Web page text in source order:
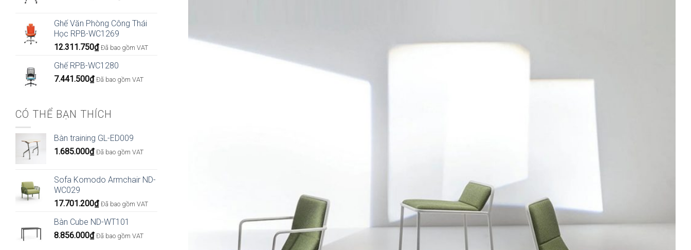
Ghế Văn Phòng Công Thái
Học RPB-WC1269
12.311.750₫ Đã bao gồm VAT
Ghế RPB-WC1280
7.441.500₫ Đã bao gồm VAT
CÓ THỂ BẠN THÍCH
Bàn training GL-ED009
1.685.000₫ Đã bao gồm VAT
Sofa Komodo Armchair ND-
WC029
17.701.200₫ Đã bao gồm VAT
Bàn Cube ND-WT101
8.856.000₫ Đã bao gồm VAT